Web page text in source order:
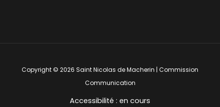
Copyright © 2026 Saint Nicolas de Macherin | Commission
Communication
Accessibilité : en cours